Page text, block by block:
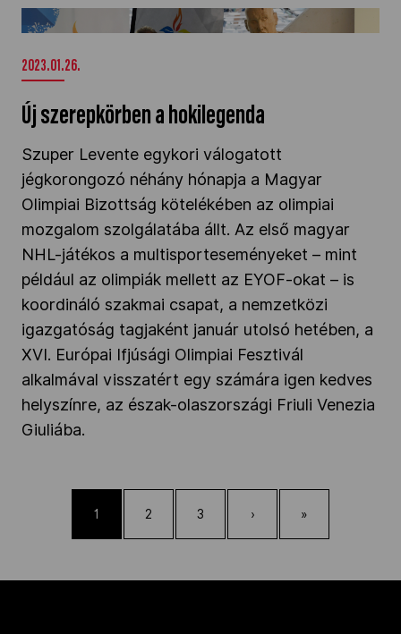
Új szerepkörben a hokilegenda" />
2023.01.26.
Új szerepkörben a hokilegenda
Szuper Levente egykori válogatott
jégkorongozó néhány hónapja a Magyar
Olimpiai Bizottság kötelékében az olimpiai
mozgalom szolgálatába állt. Az első magyar
NHL-játékos a multisporteseményeket – mint
például az olimpiák mellett az EYOF-okat – is
koordináló szakmai csapat, a nemzetközi
igazgatóság tagjaként január utolsó hetében, a
XVI. Európai Ifjúsági Olimpiai Fesztivál
alkalmával visszatért egy számára igen kedves
helyszínre, az észak-olaszországi Friuli Venezia
Giuliába.
1 2 3 › »